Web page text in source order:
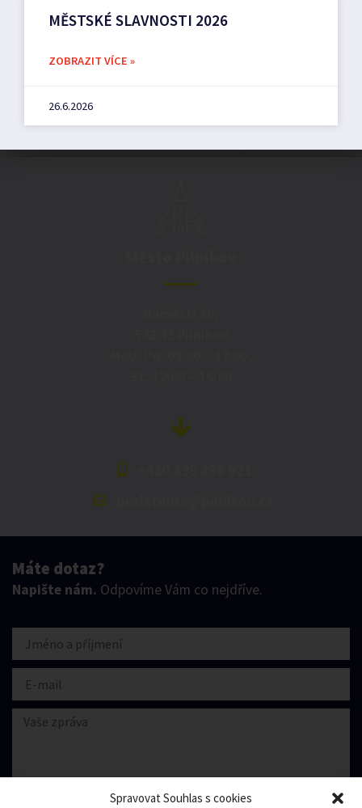
Spravovat Souhlas s cookies
Máte dotaz?
Napište nám. Odpovíme Vám co nejdříve.
MĚSTSKÉ SLAVNOSTI 2026
ZOBRAZIT VÍCE »
26.6.2026